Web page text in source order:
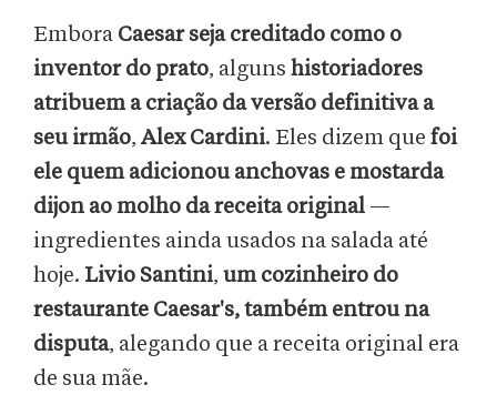
Embora Caesar seja creditado como o
inventor do prato, alguns historiadores
atribuem a criação da versão definitiva a
seu irmão, Alex Cardini. Eles dizem que foi
ele quem adicionou anchovas e mostarda
dijon ao molho da receita original —
ingredientes ainda usados na salada até
hoje. Livio Santini, um cozinheiro do
restaurante Caesar's, também entrou na
disputa, alegando que a receita original era
de sua mãe.